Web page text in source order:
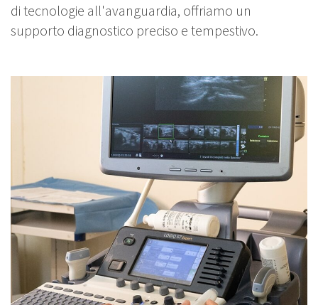
di tecnologie all'avanguardia, offriamo un
supporto diagnostico preciso e tempestivo.